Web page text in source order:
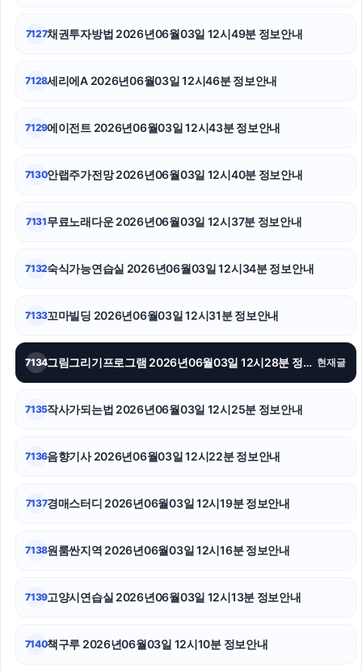
이혼변호사
강동구하수구막힘
이혼전문변호사
구리하수구막힘
7127채권투자방법 2026년06월03일 12시49분 정보안내
7128세리에A 2026년06월03일 12시46분 정보안내
7129에이전트 2026년06월03일 12시43분 정보안내
7130안랩주가전망 2026년06월03일 12시40분 정보안내
7131무료노래다운 2026년06월03일 12시37분 정보안내
7132숙식가능연습실 2026년06월03일 12시34분 정보안내
7133꼬마빌딩 2026년06월03일 12시31분 정보안내
7134 그림그리기프로그램 2026년06월03일 12시28분 정보안내 현재글
7135작사가되는법 2026년06월03일 12시25분 정보안내
7136음향기사 2026년06월03일 12시22분 정보안내
7137경매스터디 2026년06월03일 12시19분 정보안내
7138원룸싼지역 2026년06월03일 12시16분 정보안내
7139고양시연습실 2026년06월03일 12시13분 정보안내
7140책구루 2026년06월03일 12시10분 정보안내